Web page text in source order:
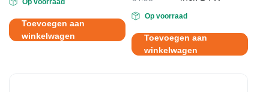
Toevoegen aan
winkelwagen
prijs
was:
€4.95.
prijs
is:
€2.45.
Op voorraad
Toevoegen aan
winkelwagen